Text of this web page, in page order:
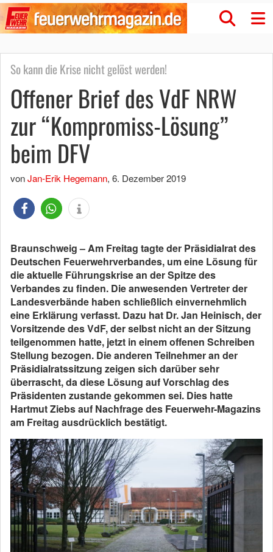
So kann die Krise nicht gelöst werden!
Offener Brief des VdF NRW
zur “Kompromiss-Lösung”
beim DFV
vonJan-Erik Hegemann, 6. Dezember 2019
Braunschweig – Am Freitag tagte der Präsidialrat des
Deutschen Feuerwehrverbandes, um eine Lösung für
die aktuelle Führungskrise an der Spitze des
Verbandes zu finden. Die anwesenden Vertreter der
Landesverbände haben schließlich einvernehmlich
eine Erklärung verfasst. Dazu hat Dr. Jan Heinisch, der
Vorsitzende des VdF, der selbst nicht an der Sitzung
teilgenommen hatte, jetzt in einem offenen Schreiben
Stellung bezogen. Die anderen Teilnehmer an der
Präsidialratssitzung zeigen sich darüber sehr
überrascht, da diese Lösung auf Vorschlag des
Präsidenten zustande gekommen sei. Dies hatte
Hartmut Ziebs auf Nachfrage des Feuerwehr-Magazins
am Freitag ausdrücklich bestätigt.